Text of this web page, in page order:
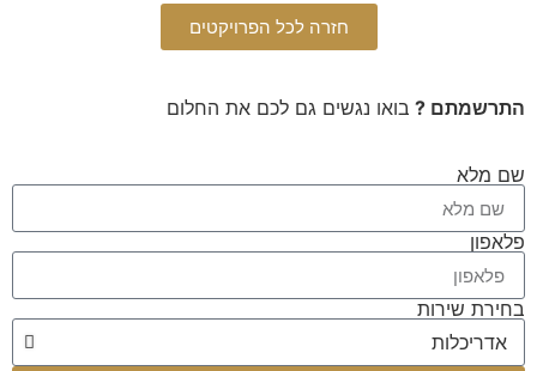
חזרה לכל הפרויקטים
?בואו נגשים גם לכם את החלום
מלא
שירות